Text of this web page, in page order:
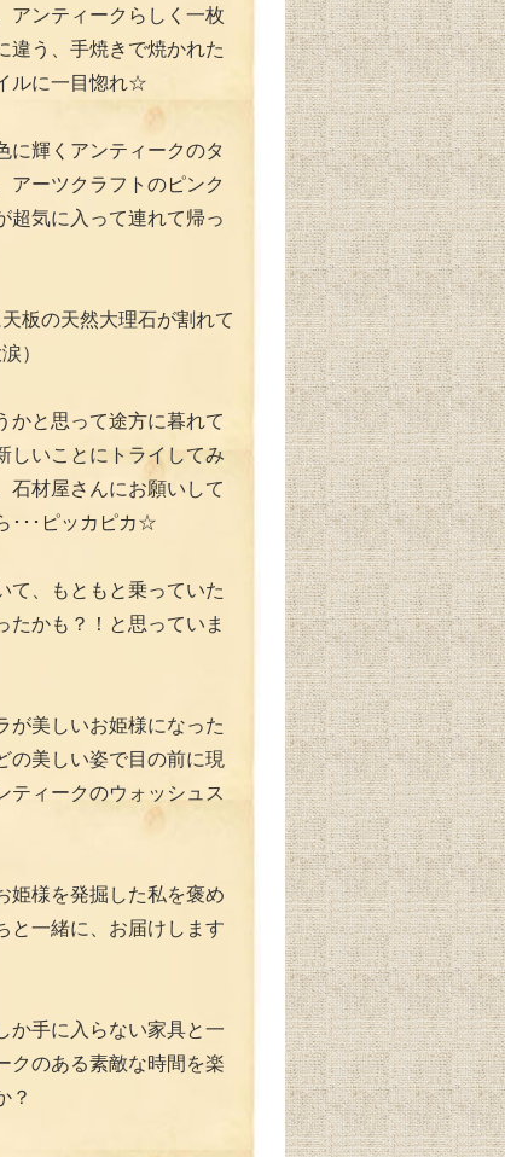
アンティークらしく一枚
違う、手焼きで焼かれた
ルに一目惚れ☆
に輝くアンティークのタ
アーツクラフトのピンク
超気に入って連れて帰っ
板の天然大理石が割れて
）
かと思って途方に暮れて
しいことにトライしてみ
石材屋さんにお願いして
･･･ピッカピカ☆
て、もともと乗っていた
たかも？！と思っていま
が美しいお姫様になった
の美しい姿で目の前に現
ティークのウォッシュス
姫様を発掘した私を褒め
と一緒に、お届けします
か手に入らない家具と一
クのある素敵な時間を楽
？